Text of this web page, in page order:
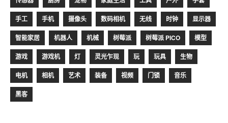
手工 手机 摄像头 数码相机 无线 时钟 显示器
智能家居 机器人 机械 树莓派 树莓派 PICO 模型
游戏 游戏机 灯 灵光乍现 玩 玩具 生物
电机 相机 艺术 装备 视频 门锁 音乐
黑客